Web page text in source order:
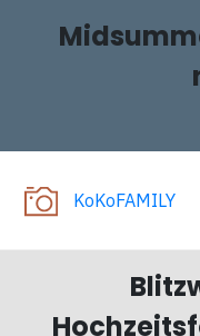
KoKoFAMILY